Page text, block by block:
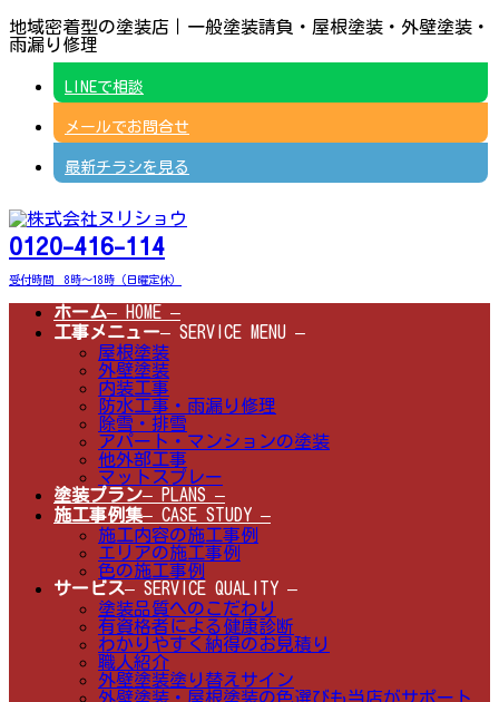
コ
ン
ナ
ビ
地域密着型の塗装店｜一般塗装請負・屋根塗装・外壁塗装・
雨漏り修理
LINEで相談
メールでお問合せ
最新チラシを見る
0120-416-114
受付時間 8時～18時（日曜定休）
ホーム– HOME –
工事メニュー– SERVICE MENU –
屋根塗装
外壁塗装
内装工事
防水工事・雨漏り修理
除雪・排雪
アパート・マンションの塗装
他外部工事
マットスプレー
塗装プラン– PLANS –
施工事例集– CASE STUDY –
施工内容の施工事例
エリアの施工事例
色の施工事例
サービス– SERVICE QUALITY –
塗装品質へのこだわり
有資格者による健康診断
わかりやすく納得のお見積り
職人紹介
外壁塗装塗り替えサイン
外壁塗装・屋根塗装の色選びも当店がサポート